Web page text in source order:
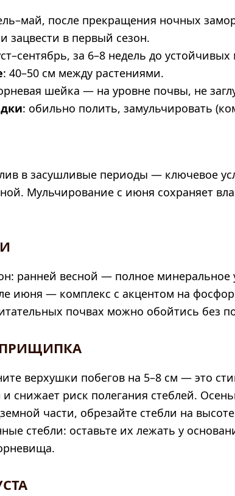
после прекращения ночных
зацвести в первый сезон.
за 6–8 недель до
: 40–50 см между растениями.
шейка — на уровне почвы, не
: обильно полить, замульчировать
в засушливые периоды — ключевое
Мульчирование с июня сохраняет
ранней весной — полное минеральное
июня — комплекс с акцентом на
почвах можно обойтись без
верхушки побегов на 5–8 см — это
снижает риск полегания стеблей.
части, обрезайте стебли на
стебли: оставьте их лежать у